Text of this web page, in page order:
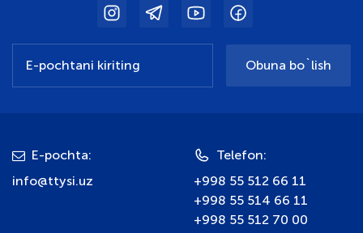
Obuna bo`lish
E-pochta:
info@ttysi.uz
Telefon:
+998 55 512 66 11
+998 55 514 66 11
+998 55 512 70 00